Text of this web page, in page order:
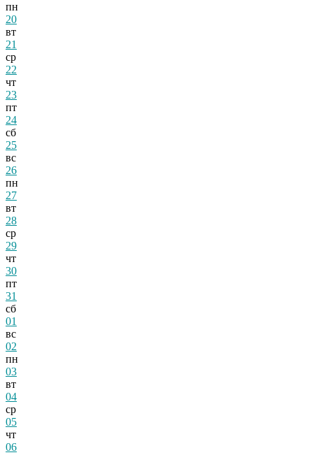
пн
20
вт
21
ср
22
чт
23
пт
24
сб
25
вс
26
пн
27
вт
28
ср
29
чт
30
пт
31
сб
01
вс
02
пн
03
вт
04
ср
05
чт
06